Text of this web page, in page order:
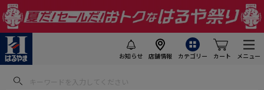
お知らせ 店舗情報 カテゴリー カート メニュー